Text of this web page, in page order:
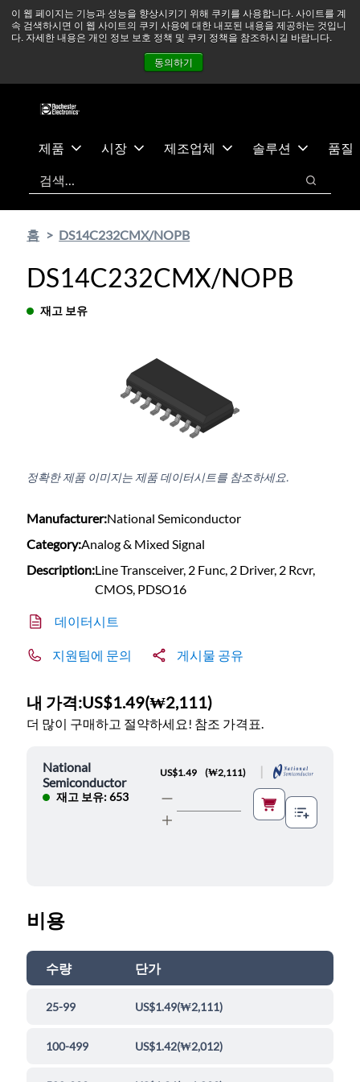
이 웹 페이지는 기능과 성능을 향상시키기 위해 쿠키를 사용합니다. 사이트를 계
속 검색하시면 이 웹 사이트의 쿠키 사용에 대한 내포된 내용을 제공하는 것입니
다. 자세한 내용은 개인 정보 보호 정책 및 쿠키 정책을 참조하시길 바랍니다.
동의하기
츠
건
중동 지역 상황을 지속적으로 주시하고 있으며, 모든 서비스는
정상적으로 운영되고 있습니다. 더 읽어보기 →
뉴스
문의하기
제품 시장 제조업체 솔루션
품질
검색
검색
홈 DS14C232CMX/NOPB
DS14C232CMX/NOPB
재고 보유
정확한 제품 이미지는 제품 데이터시트를 참조하세요.
Manufacturer:National Semiconductor
Category:Analog & Mixed Signal
Description:Line Transceiver, 2 Func, 2 Driver, 2 Rcvr,
CMOS, PDSO16
데이터시트
지원팀에 문의 게시물 공유
내 가격:US$1.49(₩2,111)
더 많이 구매하고 절약하세요! 참조 가격표.
National
Semiconductor
재고 보유: 653
US$1.49 (₩2,111)
비용
수량 단가
25-99 US$1.49(₩2,111)
100-499 US$1.42(₩2,012)